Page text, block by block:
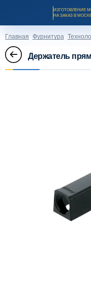
ИЗГОТОВЛЕНИЕ
НА ЗАКАЗ В
Оплата и доставка
Рассрочка и кредит
Главная Фурнитура
Держатель